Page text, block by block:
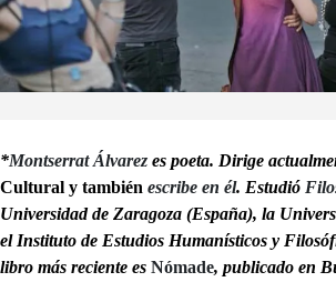
*Montserrat Álvarez es poeta. Dirige
Cultural y también escribe en él. Estudió
Universidad de Zaragoza (España), la
el Instituto de Estudios Humanísticos y
libro más reciente es Nómade, publicado en